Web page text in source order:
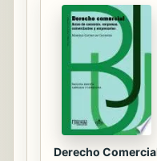
algo
Pero
le
buena
Julio
Derecho